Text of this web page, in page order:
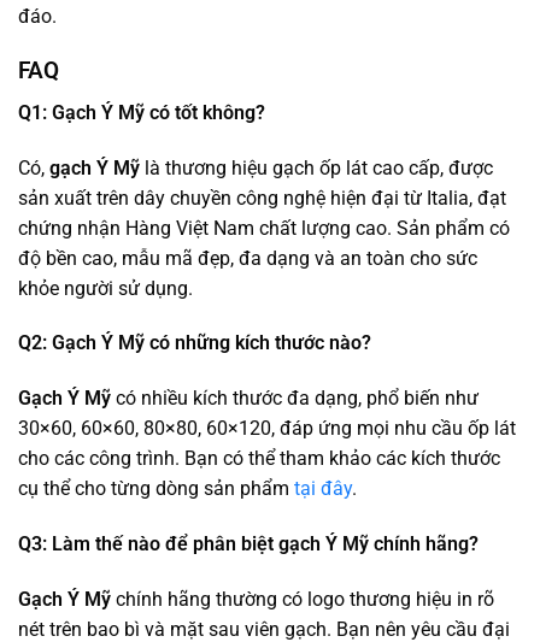
đáo.
FAQ
Q1: Gạch Ý Mỹ có tốt không?
Có, gạch Ý Mỹ là thương hiệu gạch ốp lát cao cấp, được
sản xuất trên dây chuyền công nghệ hiện đại từ Italia, đạt
chứng nhận Hàng Việt Nam chất lượng cao. Sản phẩm có
độ bền cao, mẫu mã đẹp, đa dạng và an toàn cho sức
khỏe người sử dụng.
Q2: Gạch Ý Mỹ có những kích thước nào?
Gạch Ý Mỹ có nhiều kích thước đa dạng, phổ biến như
30×60, 60×60, 80×80, 60×120, đáp ứng mọi nhu cầu ốp lát
cho các công trình. Bạn có thể tham khảo các kích thước
cụ thể cho từng dòng sản phẩm tại đây.
Q3: Làm thế nào để phân biệt gạch Ý Mỹ chính hãng?
Gạch Ý Mỹ chính hãng thường có logo thương hiệu in rõ
nét trên bao bì và mặt sau viên gạch. Bạn nên yêu cầu đại